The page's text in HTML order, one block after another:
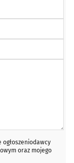
ogłoszeniodawcy
oraz mojego